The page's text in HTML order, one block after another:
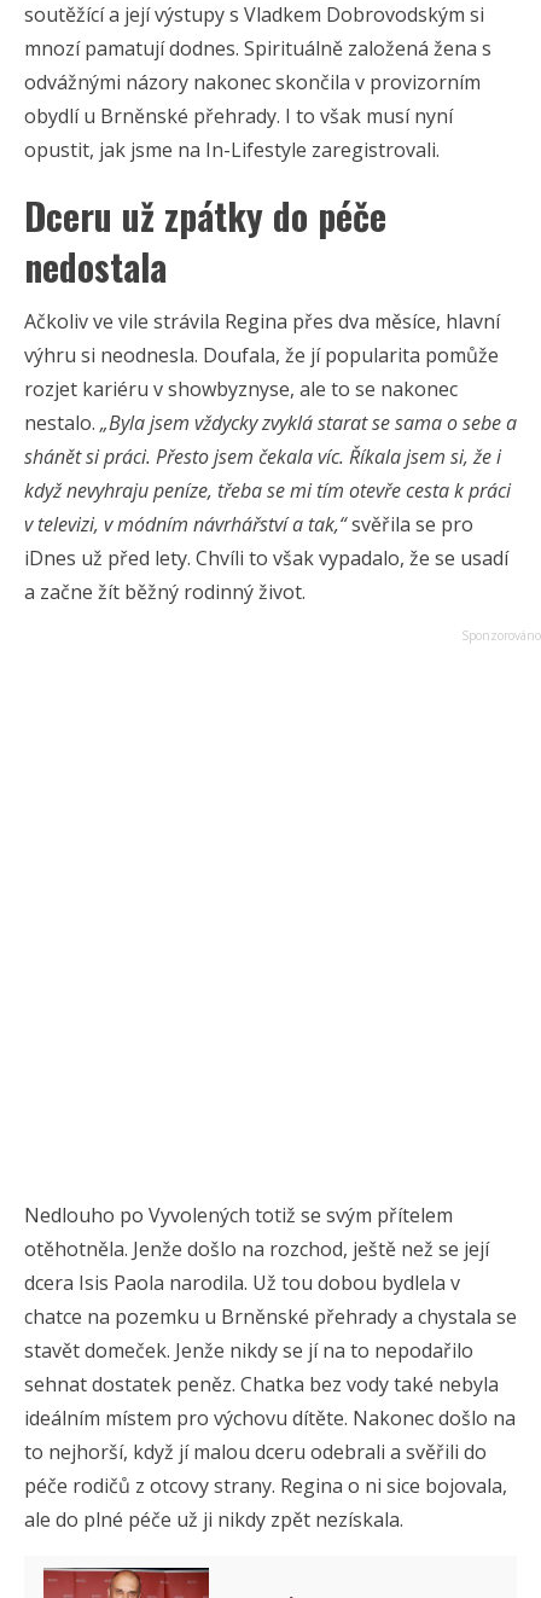
soutěžící a její výstupy s Vladkem Dobrovodským si
mnozí pamatují dodnes. Spirituálně založená žena s
odvážnými názory nakonec skončila v provizorním
obydlí u Brněnské přehrady. I to však musí nyní
opustit, jak jsme na In-Lifestyle zaregistrovali.
Dceru už zpátky do péče
nedostala
Ačkoliv ve vile strávila Regina přes dva měsíce, hlavní
výhru si neodnesla. Doufala, že jí popularita pomůže
rozjet kariéru v showbyznyse, ale to se nakonec
nestalo. „Byla jsem vždycky zvyklá starat se sama o sebe a
shánět si práci. Přesto jsem čekala víc. Říkala jsem si, že i
když nevyhraju peníze, třeba se mi tím otevře cesta k práci
v televizi, v módním návrhářství a tak,“svěřila se pro
iDnes už před lety. Chvíli to však vypadalo, že se usadí
a začne žít běžný rodinný život.
Nedlouho po Vyvolených totiž se svým přítelem
otěhotněla. Jenže došlo na rozchod, ještě než se její
dcera Isis Paola narodila. Už tou dobou bydlela v
chatce na pozemku u Brněnské přehrady a chystala se
stavět domeček. Jenže nikdy se jí na to nepodařilo
sehnat dostatek peněz. Chatka bez vody také nebyla
ideálním místem pro výchovu dítěte. Nakonec došlo na
to nejhorší, když jí malou dceru odebrali a svěřili do
péče rodičů z otcovy strany. Regina o ni sice bojovala,
ale do plné péče už ji nikdy zpět nezískala.